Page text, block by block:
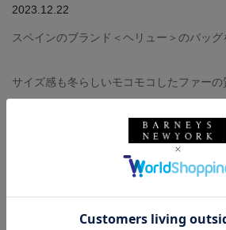
2023.12.22
スペインのブランド＜ヘリュー＞のバッグ
サイズ感も冬らしいモコモコしたファー
コーディネートのポイントにいかがでしょ
同じファーの素材ではグレー、レザーの素
このモコモコした手触りのバッグは冬なら